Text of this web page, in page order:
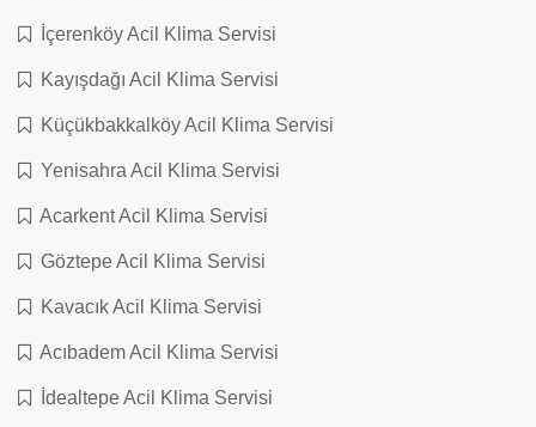
İçerenköy Acil Klima Servisi
Kayışdağı Acil Klima Servisi
Küçükbakkalköy Acil Klima Servisi
Yenisahra Acil Klima Servisi
Acarkent Acil Klima Servisi
Göztepe Acil Klima Servisi
Kavacık Acil Klima Servisi
Acıbadem Acil Klima Servisi
İdealtepe Acil Klima Servisi